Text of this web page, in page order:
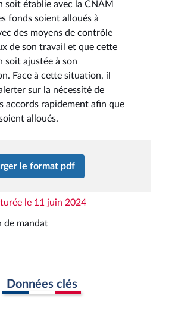
soit établie avec la CNAM
fonds soient alloués à
des moyens de contrôle
de son travail et que cette
soit ajustée à son
Face à cette situation, il
sur la nécessité de
accords rapidement afin que
alloués.
le format pdf
le 11 juin 2024
de mandat
Données clés